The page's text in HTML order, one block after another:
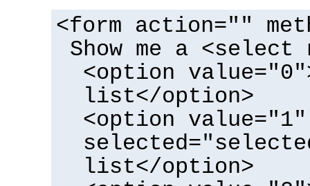
<form action=""
Show me a <select
<option
list</option>
<option value="1"
list</option>